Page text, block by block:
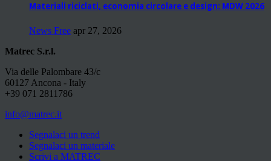
Materiali riciclati, economia circolare e design: MDW 2026
News Free apr 27, 2026
Matrec S.r.l.
Via delle Palombare 43/c
60127 Ancona - Italy
+39 071 2811786
info@matrec.it
Segnalaci un trend
Segnalaci un materiale
Scrivi a MATREC